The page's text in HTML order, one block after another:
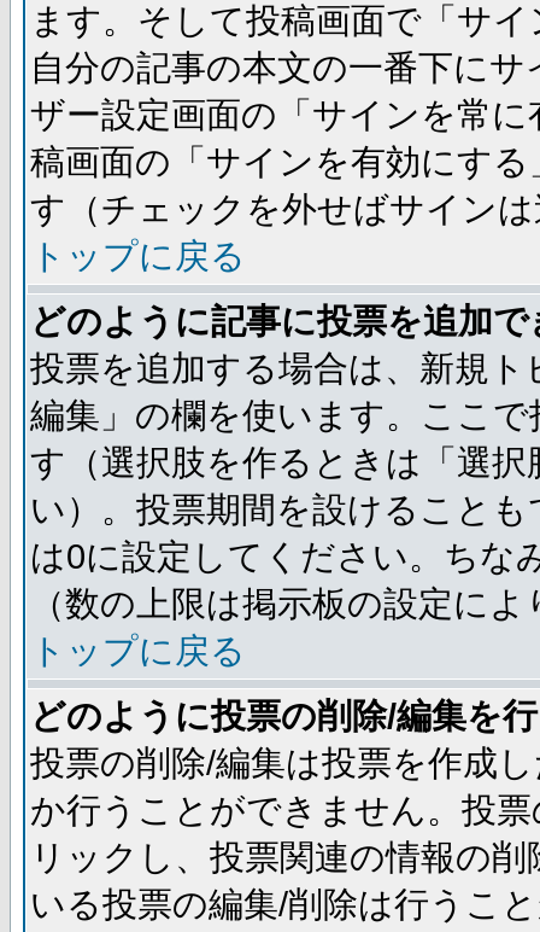
ます。そして投稿画面で「サ
自分の記事の本文の一番下に
ザー設定画面の「サインを常
稿画面の「サインを有効にす
す（チェックを外せばサイン
トップに戻る
どのように記事に投票を追加
投票を追加する場合は、新規
編集」の欄を使います。ここ
す（選択肢を作るときは「選
い）。投票期間を設けること
は0に設定してください。ちな
（数の上限は掲示板の設定に
トップに戻る
どのように投票の削除/編集を
投票の削除/編集は投票を作成
か行うことができません。投
リックし、投票関連の情報の
いる投票の編集/削除は行うこ